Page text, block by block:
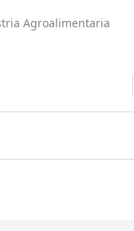
Agroalimentaria